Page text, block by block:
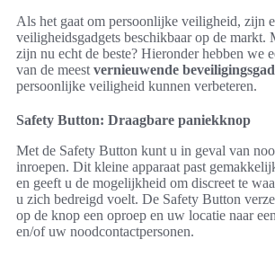
Als het gaat om persoonlijke veiligheid, zijn
veiligheidsgadgets beschikbaar op de markt.
zijn nu echt de beste? Hieronder hebben we
van de meest vernieuwende
persoonlijke veiligheid kunnen verbeteren.
Safety Button: Draagbare paniekknop
Met de Safety Button kunt u in geval van
inroepen. Dit kleine apparaat past
en geeft u de mogelijkheid om discreet te
u zich bedreigd voelt. De Safety Button
op de knop een oproep en uw locatie naar
en/of uw noodcontactpersonen.